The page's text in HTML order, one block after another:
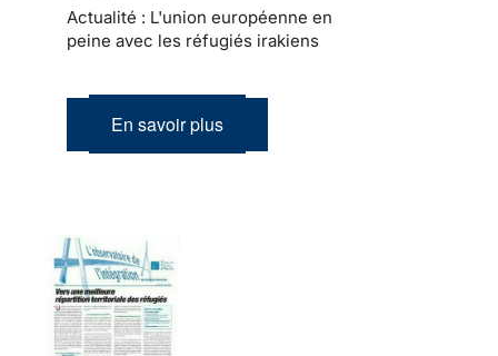
Actualité : L'union européenne en
peine avec les réfugiés irakiens
En savoir plus